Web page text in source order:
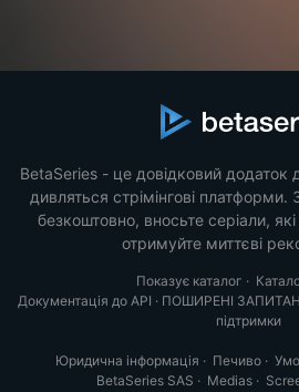
BetaSeries - це довідковий додаток
дивляться стрімінгові
безкоштовно, вносьте серіали,
отримуйте миттєві
Показує каталог ·
Документація до API · ПОШИРЕНІ
підтримки
Юридична інформація · Печиво·
BetaSeries SAS · Medias·